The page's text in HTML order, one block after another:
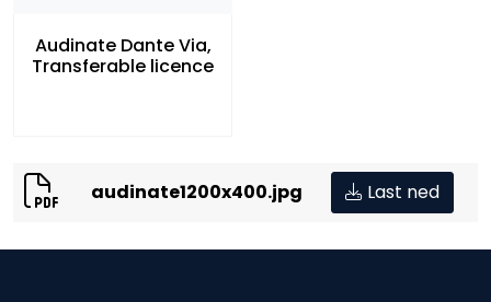
Audinate Dante Via,
Transferable licence
audinate1200x400.jpg Last ned